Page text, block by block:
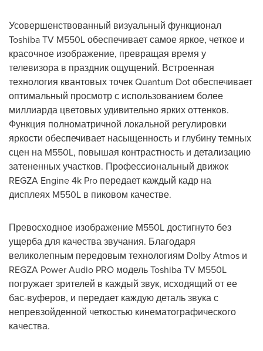
Усовершенствованный визуальный функционал
Toshiba TV M550L обеспечивает самое яркое, четкое и
красочное изображение, превращая время у
телевизора в праздник ощущений. Встроенная
технология квантовых точек Quantum Dot обеспечивает
оптимальный просмотр с использованием более
миллиарда цветовых удивительно ярких оттенков.
Функция полноматричной локальной регулировки
яркости обеспечивает насыщенность и глубину темных
сцен на M550L, повышая контрастность и детализацию
затененных участков. Профессиональный движок
REGZA Engine4k Pro передает каждый кадр на
дисплеях M550L в пиковом качестве.
Превосходное изображение M550L достигнуто без
ущерба для качества звучания. Благодаря
великолепным передовым технологиям Dolby Atmos и
REGZA Power Audio PRO модель Toshiba TV M550L
погружает зрителей в каждый звук, исходящий от ее
бас-вуферов, и передает каждую деталь звука с
непревзойденной четкостью кинематографического
качества.